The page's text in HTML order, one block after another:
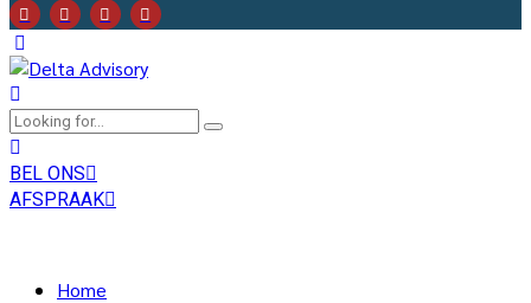
BEL ONS
AFSPRAAK
Home